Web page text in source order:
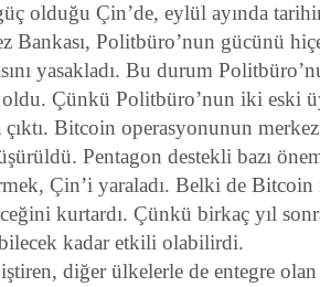
olduğu Çin’de, eylül ayında
Bankası, Politbüro’nun gücünü
yasakladı. Bu durum
oldu. Çünkü Politbüro’nun iki eski
çıktı. Bitcoin operasyonunun
Pentagon destekli bazı
Çin’i yaraladı. Belki de Bitcoin
kurtardı. Çünkü birkaç yıl
kadar etkili olabilirdi.
diğer ülkelerle de entegre